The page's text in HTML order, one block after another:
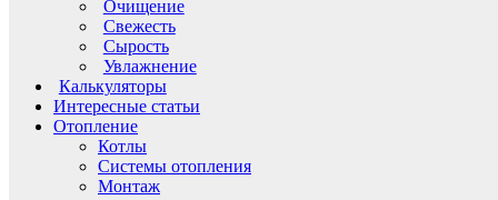
Очищение
Свежесть
Сырость
Увлажнение
Калькуляторы
Интересные статьи
Отопление
Котлы
Системы отопления
Монтаж